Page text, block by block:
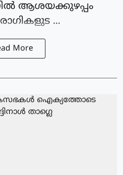
ആശയക്കുഴപ്പം
...
More